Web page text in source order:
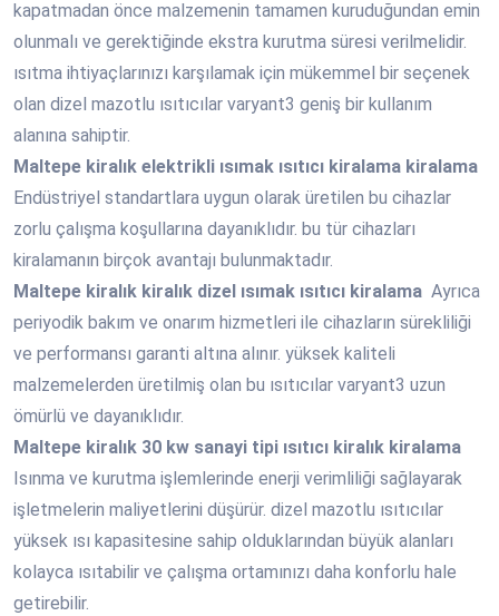
kapatmadan önce malzemenin tamamen kuruduğundan emin
olunmalı ve gerektiğinde ekstra kurutma süresi verilmelidir.
ısıtma ihtiyaçlarınızı karşılamak için mükemmel bir seçenek
olan dizel mazotlu ısıtıcılar varyant3 geniş bir kullanım
alanına sahiptir.
Maltepe kiralık elektrikli ısımak ısıtıcı kiralama kiralama
Endüstriyel standartlara uygun olarak üretilen bu cihazlar
zorlu çalışma koşullarına dayanıklıdır. bu tür cihazları
kiralamanın birçok avantajı bulunmaktadır.
Maltepe kiralık kiralık dizel ısımak ısıtıcı kiralama Ayrıca
periyodik bakım ve onarım hizmetleri ile cihazların sürekliliği
ve performansı garanti altına alınır. yüksek kaliteli
malzemelerden üretilmiş olan bu ısıtıcılar varyant3 uzun
ömürlü ve dayanıklıdır.
Maltepe kiralık 30 kw sanayi tipi ısıtıcı kiralık kiralama
Isınma ve kurutma işlemlerinde enerji verimliliği sağlayarak
işletmelerin maliyetlerini düşürür. dizel mazotlu ısıtıcılar
yüksek ısı kapasitesine sahip olduklarından büyük alanları
kolayca ısıtabilir ve çalışma ortamınızı daha konforlu hale
getirebilir.